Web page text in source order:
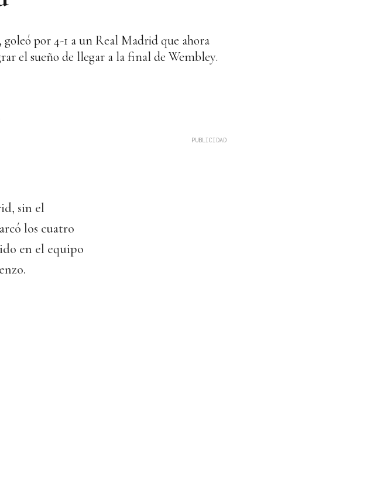
por 4-1 a un Real Madrid que ahora
el sueño de llegar a la final de Wembley.
sin el
los cuatro
en el equipo